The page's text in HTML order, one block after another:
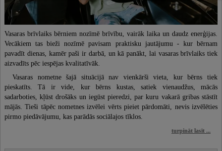
Vasaras brīvlaiks bērniem nozīmē brīvību, vairāk laika un daudz enerģijas.
Vecākiem tas bieži nozīmē pavisam praktisku jautājumu - kur bērnam
pavadīt dienas, kamēr paši ir darbā, un kā panākt, lai vasaras brīvlaiks tiek
aizvadīts pēc iespējas kvalitatīvāk.
Vasaras nometne šajā situācijā nav vienkārši vieta, kur bērns tiek
pieskatīts. Tā ir vide, kur bērns kustas, satiek vienaudžus, mācās
sadarboties, kļūst drošāks un iegūst pieredzi, par kuru vakarā gribas stāstīt
mājās. Tieši tāpēc nometnes izvēlei vērts pieiet pārdomāti, nevis izvēlēties
pirmo piedāvājumu, kas parādās sociālajos tīklos.
turpināt lasīt ...